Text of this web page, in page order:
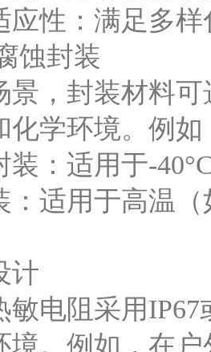
应性：满足多
蚀封装
景，封装材料
化学环境。例如
：适用于-
：适用于高温
计
敏电阻采用
境。例如，在